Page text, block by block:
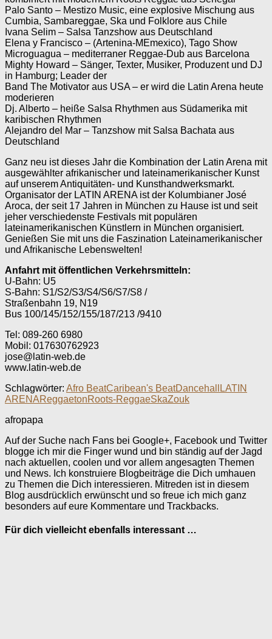
Palo Santo – Mestizo Music, eine explosive Mischung aus
Cumbia, Sambareggae, Ska und Folklore aus Chile
Ivana Selim – Salsa Tanzshow aus Deutschland
Elena y Francisco – (Artenina-MEmexico), Tago Show
Microguagua – mediterraner Reggae-Dub aus Barcelona
Mighty Howard – Sänger, Texter, Musiker, Produzent und DJ
in Hamburg; Leader der
Band The Motivator aus USA – er wird die Latin Arena heute
moderieren
Dj. Alberto – heiße Salsa Rhythmen aus Südamerika mit
karibischen Rhythmen
Alejandro del Mar – Tanzshow mit Salsa Bachata aus
Deutschland
Ganz neu ist dieses Jahr die Kombination der Latin Arena mit
ausgewählter afrikanischer und lateinamerikanischer Kunst
auf unserem Antiquitäten- und Kunsthandwerksmarkt.
Organisator der LATIN ARENA ist der Kolumbianer José
Aroca, der seit 17 Jahren in München zu Hause ist und seit
jeher verschiedenste Festivals mit populären
lateinamerikanischen Künstlern in München organisiert.
Genießen Sie mit uns die Faszination Lateinamerikanischer
und Afrikanische Lebenswelten!
Anfahrt mit öffentlichen Verkehrsmitteln:
U-Bahn: U5
S-Bahn: S1/S2/S3/S4/S6/S7/S8 /
Straßenbahn 19, N19
Bus 100/145/152/155/187/213 /9410
Tel: 089-260 6980
Mobil: 017630762923
jose@latin-web.de
www.latin-web.de
Schlagwörter: Afro BeatCaribean's BeatDancehall
LATIN
ARENAReggaetonRoots-ReggaeSkaZouk
afropapa
Auf der Suche nach Fans bei Google+, Facebook und Twitter
blogge ich mir die Finger wund und bin ständig auf der Jagd
nach aktuellen, coolen und vor allem angesagten Themen
und News. Ich konstruiere Blogbeiträge die Dich umhauen
zu Themen die Dich interessieren. Mitreden ist in diesem
Blog ausdrücklich erwünscht und so freue ich mich ganz
besonders auf eure Kommentare und Trackbacks.
Für dich vielleicht ebenfalls interessant …